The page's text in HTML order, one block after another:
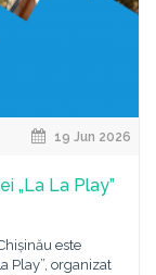
19 Jun 2026
„La La Play”
este
Play”, organizat